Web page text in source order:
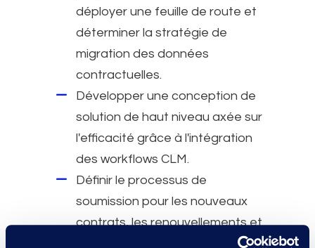
déployer une feuille de route et
déterminer la stratégie de
migration des données
contractuelles.
Développer une conception de
solution de haut niveau axée sur
l'efficacité grâce à l'intégration
des workflows CLM.
Définir le processus de
soumission pour les nouveaux
contrats, les renouvellements et